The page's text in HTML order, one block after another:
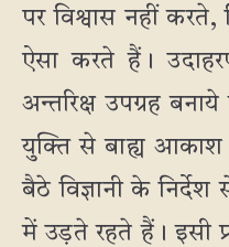
पर विश्वास नहीं
ऐसा करते हैं।
अन्तरिक्ष उपग्रह
युक्ति से बाह्य आकाश
बैठे विज्ञानी के
में उड़ते रहते हैं। इसी